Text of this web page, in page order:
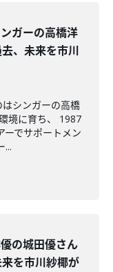
ガーの高橋洋
、未来を市川
シンガーの高橋
境に育ち、 1987
ーでサポートメン
...
の城田優さん
を市川紗椰が